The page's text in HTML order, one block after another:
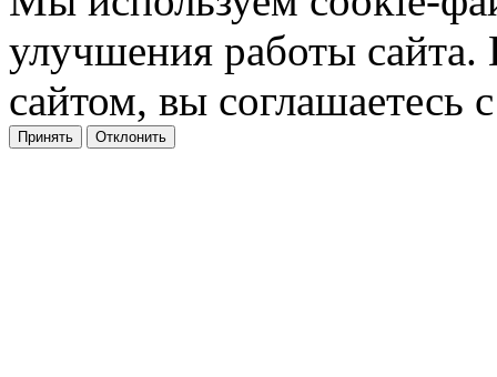
улучшения работы сайта.
сайтом, вы соглашаетесь
Принять Отклонить